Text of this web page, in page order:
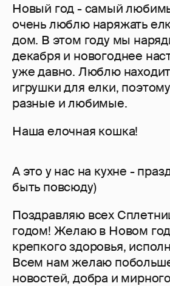
Новый год - самый
очень люблю наряжать
дом. В этом году мы
декабря и новогоднее
уже давно. Люблю
игрушки для елки,
разные и любимые.
Наша елочная кошка!
А это у нас на кухне -
быть повсюду)
Поздравляю всех
годом! Желаю в Новом
крепкого здоровья,
Всем нам желаю
новостей, добра и